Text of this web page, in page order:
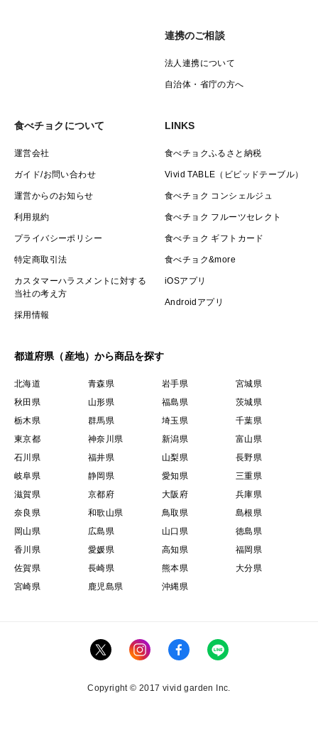
連携のご相談
法人連携について
自治体・省庁の方へ
食べチョクについて
運営会社
ガイド/お問い合わせ
運営からのお知らせ
利用規約
プライバシーポリシー
特定商取引法
カスタマーハラスメントに対する
当社の考え方
採用情報
LINKS
食べチョクふるさと納税
Vivid TABLE（ビビッドテーブル）
食べチョク コンシェルジュ
食べチョク フルーツセレクト
食べチョク ギフトカード
食べチョク&more
iOSアプリ
Androidアプリ
都道府県（産地）から商品を探す
北海道 青森県 岩手県
宮城県
秋田県
山形県 福島県
茨城県
栃木県
群馬県 埼玉県
千葉県
東京都
神奈川県 新潟県
富山県
石川県
福井県 山梨県
長野県
岐阜県
静岡県 愛知県
三重県
滋賀県
京都府 大阪府
兵庫県
奈良県
和歌山県 鳥取県
島根県
岡山県
広島県 山口県
徳島県
香川県
愛媛県 高知県
福岡県
佐賀県
長崎県 熊本県
大分県
宮崎県
鹿児島県 沖縄県
Copyright © 2017 vivid garden Inc.